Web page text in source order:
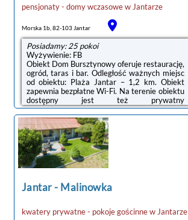
pensjonaty - domy wczasowew Jantarze
Morska 1b, 82-103 Jantar
Posiadamy: 25 pokoi
Wyżywienie: FB
Obiekt Dom Bursztynowy oferuje restaurację,
ogród, taras i bar. Odległość ważnych miejsc
od obiektu: Plaża Jantar – 1,2 km. Obiekt
zapewnia bezpłatne Wi-Fi. Na terenie obiektu
dostępny jest też prywatny
parking.Wyposażenie obejmuje także
lodówkę i czajnik.Odległość ważnych miejsc
od obiektu: Centralne Muzeum Morskie – 39
km, Polska Filharmonia Bałtycka – 39 km.
Lotnisko Lotnisko Gdańsk-Rębiechowo
znajduje się 54 km od obiektu.Doba hotelowa
od godziny 14:00 do 11:00.Prosimy o
planowanej godzinie przyjazdu. Aby to zrobić,
możesz ...
Jantar- Malinowka
kwatery prywatne - pokoje gościnnew Jantarze